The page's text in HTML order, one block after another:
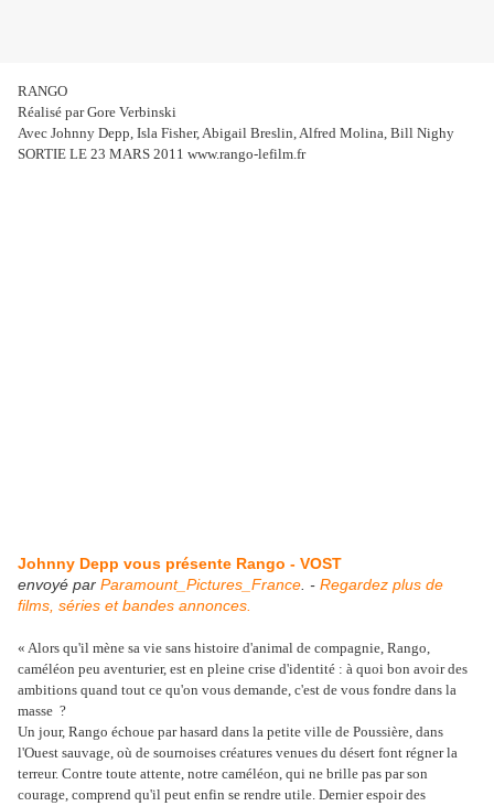
RANGO
Réalisé par Gore Verbinski
Avec Johnny Depp, Isla Fisher, Abigail Breslin, Alfred Molina, Bill Nighy
SORTIE LE 23 MARS 2011 www.rango-lefilm.fr
Johnny Depp vous présente Rango - VOST
envoyé par Paramount_Pictures_France . - Regardez plus de
films, séries et bandes annonces.
« Alors qu'il mène sa vie sans histoire d'animal de compagnie, Rango,
caméléon peu aventurier, est en pleine crise d'identité : à quoi bon avoir des
ambitions quand tout ce qu'on vous demande, c'est de vous fondre dans la
masse ?
Un jour, Rango échoue par hasard dans la petite ville de Poussière, dans
l'Ouest sauvage, où de sournoises créatures venues du désert font régner la
terreur. Contre toute attente, notre caméléon, qui ne brille pas par son
courage, comprend qu'il peut enfin se rendre utile. Dernier espoir des